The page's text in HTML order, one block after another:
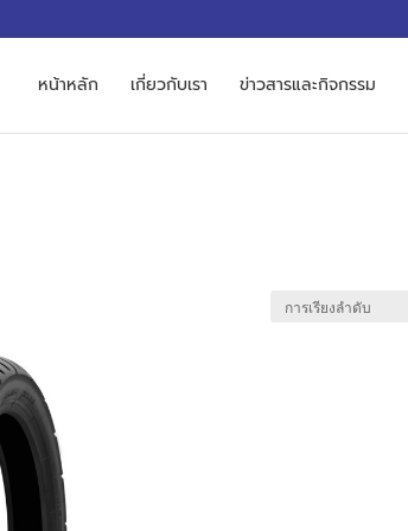
หน้าหลัก เกี่ยวกับเรา ข่าวสารและกิจกรรม